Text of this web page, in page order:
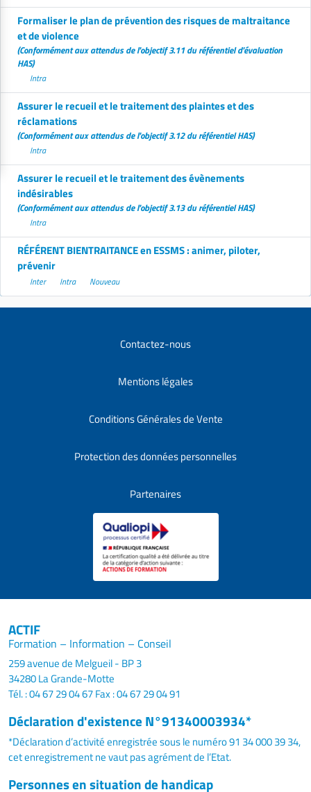
Formaliser le plan de prévention des risques de maltraitance
et de violence
(Conformément aux attendus de l'objectif 3.11 du référentiel d'évaluation
HAS)
Intra
Assurer le recueil et le traitement des plaintes et des
réclamations
(Conformément aux attendus de l'objectif 3.12 du référentiel HAS)
Intra
Assurer le recueil et le traitement des évènements
indésirables
(Conformément aux attendus de l'objectif 3.13 du référentiel HAS)
Intra
RÉFÉRENT BIENTRAITANCE en ESSMS : animer, piloter,
prévenir
Inter Intra Nouveau
Contactez-nous
Mentions légales
Conditions Générales de Vente
Protection des données personnelles
Partenaires
ACTIF
Formation – Information – Conseil
259 avenue de Melgueil - BP 3
34280 La Grande-Motte
Tél. : 04 67 29 04 67Fax : 04 67 29 04 91
Déclaration d'existence N°91340003934*
*Déclaration d’activité enregistrée sous le numéro 91 34 000 39 34,
cet enregistrement ne vaut pas agrément de l’Etat.
Personnes en situation de handicap